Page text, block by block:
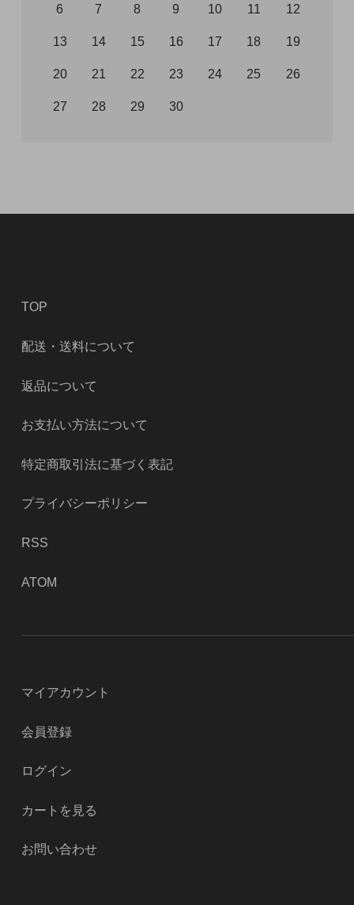
6 7 8 9 10 11 12
13 14 15 16 17 18 19
20 21 22 23 24 25 26
27 28 29 30
TOP
配送・送料について
返品について
お支払い方法について
特定商取引法に基づく表記
プライバシーポリシー
RSS
ATOM
マイアカウント
会員登録
ログイン
カートを見る
お問い合わせ